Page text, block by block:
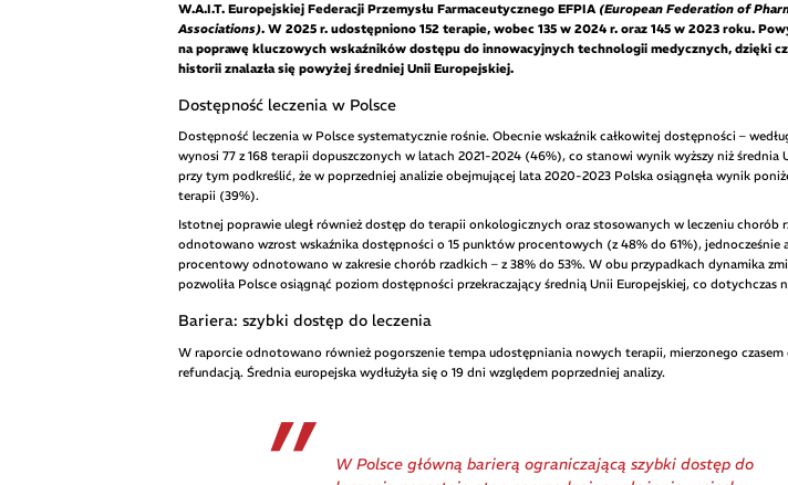
W.A.I.T. Europejskiej Federacji Przemysłu Farmaceutycznego EFPIA (European Federation of
Associations). W 2025 r. udostępniono 152 terapie, wobec 135 w 2024 r. oraz 145 w 2023 roku.
na poprawę kluczowych wskaźników dostępu do innowacyjnych technologii medycznych, dzięki
historii znalazła się powyżej średniej Unii Europejskiej.
Dostępność leczenia w Polsce
Dostępność leczenia w Polsce systematycznie rośnie. Obecnie wskaźnik całkowitej dostępności –
wynosi 77 z 168 terapii dopuszczonych w latach 2021-2024 (46%), co stanowi wynik wyższy niż średnia
przy tym podkreślić, że w poprzedniej analizie obejmującej lata 2020-2023 Polska osiągnęła wynik
terapii (39%).
Istotnej poprawie uległ również dostęp do terapii onkologicznych oraz stosowanych w leczeniu chorób
odnotowano wzrost wskaźnika dostępności o 15 punktów procentowych (z 48% do 61%), jednocześnie
procentowy odnotowano w zakresie chorób rzadkich – z 38% do 53%. W obu przypadkach dynamika
pozwoliła Polsce osiągnąć poziom dostępności przekraczający średnią Unii Europejskiej, co dotychczas
Bariera: szybki dostęp do leczenia
W raporcie odnotowano również pogorszenie tempa udostępniania nowych terapii, mierzonego
refundacją. Średnia europejska wydłużyła się o 19 dni względem poprzedniej analizy.
W Polsce główną barierą ograniczającą szybki dostęp do